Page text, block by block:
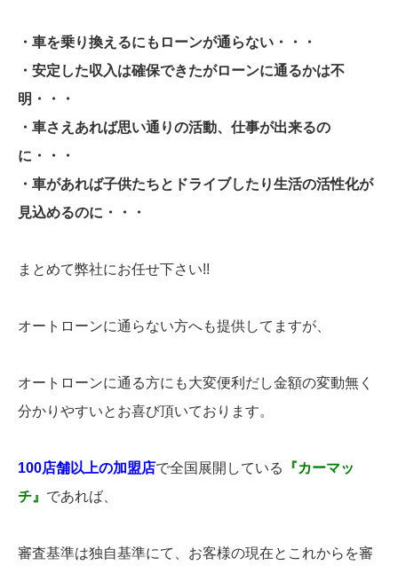
・車を乗り換えるにもローンが通らない・・・
・安定した収入は確保できたがローンに通るかは不
明・・・
・車さえあれば思い通りの活動、仕事が出来るの
に・・・
・車があれば子供たちとドライブしたり生活の活性化が
見込めるのに・・・
まとめて弊社にお任せ下さい!!
オートローンに通らない方へも提供してますが、
オートローンに通る方にも大変便利だし金額の変動無く
分かりやすいとお喜び頂いております。
100店舗以上の加盟店で全国展開している
『カーマッ
チ』 であれば、
審査基準は独自基準にて、お客様の現在とこれからを審